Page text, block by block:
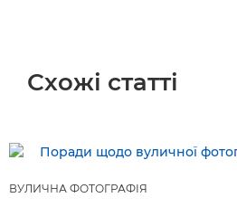
Схожі статті
ВУЛИЧНА ФОТОГРАФІЯ